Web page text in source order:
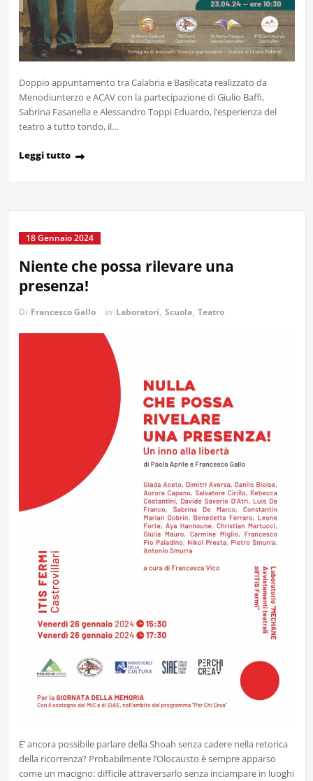
Doppio appuntamento tra Calabria e Basilicata realizzato da
Menodiunterzo e ACAV con la partecipazione di Giulio Baffi,
Sabrina Fasanella e Alessandro Toppi Eduardo, l’esperienza del
teatro a tutto tondo, il…
Leggi tutto
18 Gennaio 2024
Niente che possa rilevare una
presenza!
Di Francesco Gallo in Laboratori, Scuola, Teatro
E’ ancora possibile parlare della Shoah senza cadere nella retorica
della ricorrenza? Probabilmente l’Olocausto è sempre apparso
come un macigno: difficile attraversarlo senza inciampare in luoghi